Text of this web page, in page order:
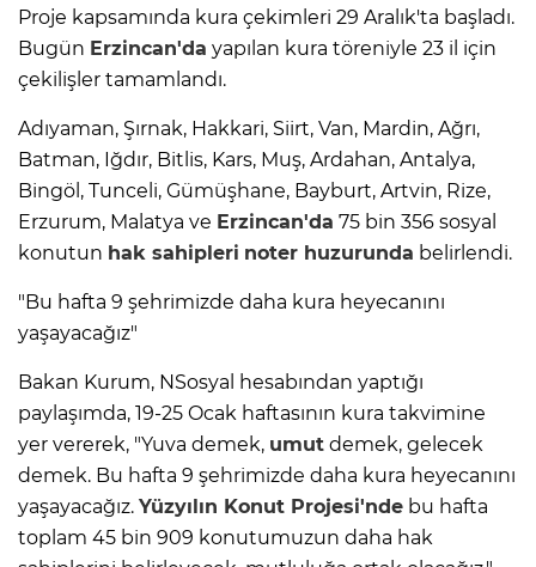
Proje kapsamında kura çekimleri 29 Aralık'ta başladı.
Bugün Erzincan'da yapılan kura töreniyle 23 il için
çekilişler tamamlandı.
Adıyaman, Şırnak, Hakkari, Siirt, Van, Mardin, Ağrı,
Batman, Iğdır, Bitlis, Kars, Muş, Ardahan, Antalya,
Bingöl, Tunceli, Gümüşhane, Bayburt, Artvin, Rize,
Erzurum, Malatya ve Erzincan'da 75 bin 356 sosyal
konutun hak sahipleri noter huzurunda belirlendi.
"Bu hafta 9 şehrimizde daha kura heyecanını
yaşayacağız"
Bakan Kurum, NSosyal hesabından yaptığı
paylaşımda, 19-25 Ocak haftasının kura takvimine
yer vererek, "Yuva demek, umut demek, gelecek
demek. Bu hafta 9 şehrimizde daha kura heyecanını
yaşayacağız. Yüzyılın Konut Projesi'nde bu hafta
toplam 45 bin 909 konutumuzun daha hak